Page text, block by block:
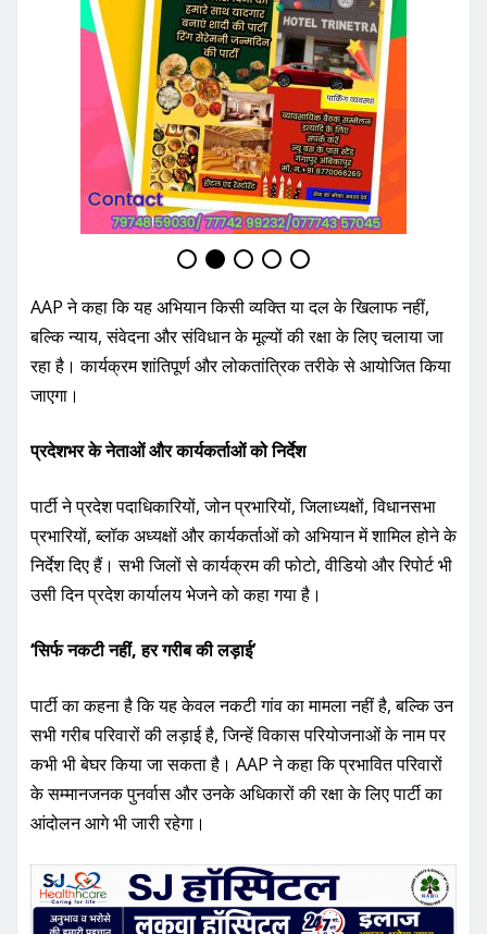
AAP ने कहा कि यह अभियान किसी व्यक्ति या दल के खिलाफ नहीं,
रहा है। कार्यक्रम शांतिपूर्ण और लोकतांत्रिक तरीके से आयोजित किया
जाएगा।
प्रदेशभर के नेताओं और कार्यकर्ताओं को निर्देश
पार्टी ने प्रदेश पदाधिकारियों, जोन प्रभारियों, जिलाध्यक्षों, विधानसभा
निर्देश दिए हैं। सभी जिलों से कार्यक्रम की फोटो, वीडियो और रिपोर्ट भी
उसी दिन प्रदेश कार्यालय भेजने को कहा गया है।
‘सिर्फ नकटी नहीं, हर गरीब की लड़ाई’
पार्टी का कहना है कि यह केवल नकटी गांव का मामला नहीं है, बल्कि उन
कभी भी बेघर किया जा सकता है। AAP ने कहा कि प्रभावित परिवारों
के सम्मानजनक पुनर्वास और उनके अधिकारों की रक्षा के लिए पार्टी का
आंदोलन आगे भी जारी रहेगा।